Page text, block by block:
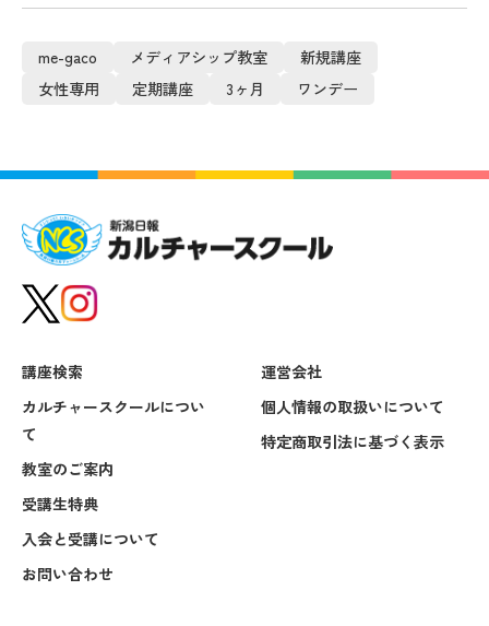
me-gaco メディアシップ教室
新規講座
女性専用
定期講座 3ヶ月 ワンデー
講座検索
カルチャースクールについ
て
教室のご案内
受講生特典
入会と受講について
お問い合わせ
運営会社
個人情報の取扱いについて
特定商取引法に基づく表示